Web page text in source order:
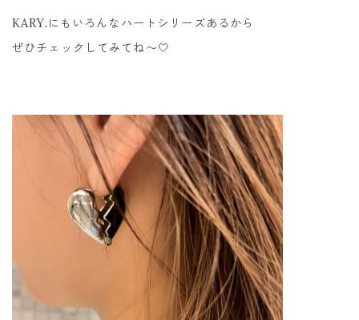
KARY.にもいろんなハートシリーズあるから
ぜひチェックしてみてね〜🤍